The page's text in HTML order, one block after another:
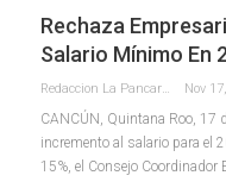
Rechaza
Salario Mínimo En
Redaccion La Pancarta De Quintana Roo Nov
CANCÚN, Quintana Roo, 17
incremento al salario para el
15%, el Consejo Coordinador